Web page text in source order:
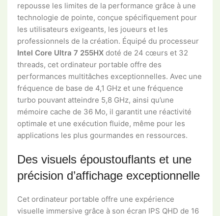
repousse les limites de la performance grâce à une
technologie de pointe, conçue spécifiquement pour
les utilisateurs exigeants, les joueurs et les
professionnels de la création. Équipé du processeur
Intel Core Ultra 7 255HX doté de 24 cœurs et 32 ​​
threads, cet ordinateur portable offre des
performances multitâches exceptionnelles. Avec une
fréquence de base de 4,1 GHz et une fréquence
turbo pouvant atteindre 5,8 GHz, ainsi qu’une
mémoire cache de 36 Mo, il garantit une réactivité
optimale et une exécution fluide, même pour les
applications les plus gourmandes en ressources.
Des visuels époustouflants et une
précision d’affichage exceptionnelle
Cet ordinateur portable offre une expérience
visuelle immersive grâce à son écran IPS QHD de 16